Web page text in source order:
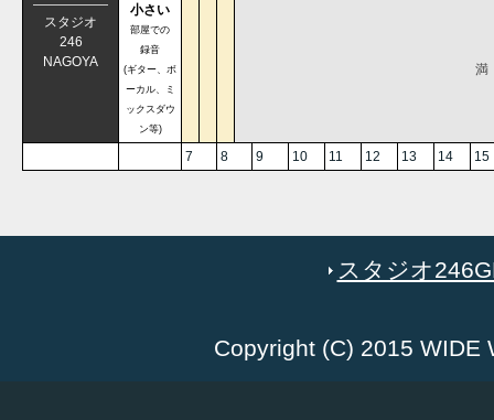
スタジオ
246
NAGOYA
小さい
部屋での
録音
(ギター、ボ
ーカル、ミ
ックスダウ
ン等)
満
7 8 9 10 11 12 13 14 15
スタジオ
Copyright (C) 2015 WIDE